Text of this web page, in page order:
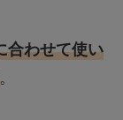
合わせて使い